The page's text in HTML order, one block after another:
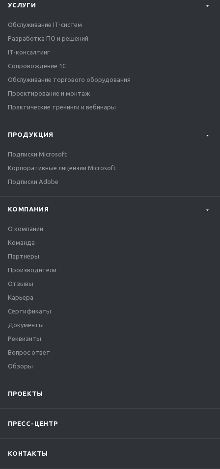
УСЛУГИ
Обслуживание IT-систем
Разработка ПО и решений
IT-консалтинг
Сопровождение 1С
Обслуживание торгового оборудования
Проектирование и монтаж
Практические тренинги и вебинары
ПРОДУКЦИЯ
Подписки Microsoft
Корпоративные лицензии Microsoft
Подписки Adobe
КОМПАНИЯ
О компании
Команда
Партнеры
Производители
Отзывы
Карьера
Сертификаты
Документы
Реквизиты
Вопрос ответ
Обзоры
ПРОЕКТЫ
ПРЕСС-ЦЕНТР
КОНТАКТЫ